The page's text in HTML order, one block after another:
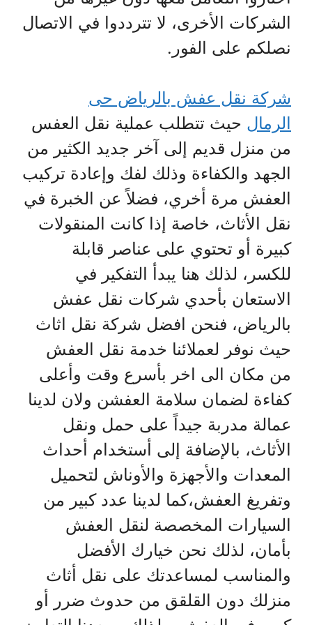
الشركات الأخرى، لا تترددوا في الاتصال
نصلكم على الفور.
شركة نقل عفش بالرياض حى
الرمال حيث تتطلب عملية نقل العفس
من منزل قديم إلى آخر جديد الكثير من
الجهد والكفاءة وذلك لفك وإعادة تركيب
العفش مرة أخري، فضلاً عن الخبرة في
نقل الأثاث، خاصة إذا كانت المنقولات
كبيرة أو تحتوي على عناصر قابلة
للكسر، لذلك هنا يبدأ التفكير في
الاستعان بأحدي شركات نقل عفش
بالرياض، فنحن افضل شركة نقل اثاث
حيث نوفر لعملائنا خدمة نقل العفش
من مكان الى اخر بأسرع وقت وأعلى
كفاءة لضمان سلامة العفشن ولان لدينا
عمالة مدربة جيداً على حمل ونقل
الأثاث، بالإضافة إلى أستخدام أحداث
المعدات والأجهزة والأوناش لتحميل
وتفريغ العفش،كما لدينا عدد كبير من
السيارات المخصصة لنقل العفش
بأمان، لذلك نحن خيارك الأفضل
والمناسب لمساعدتك على نقل أثاث
منزلك دون القلقق من حدوث ضرر أو